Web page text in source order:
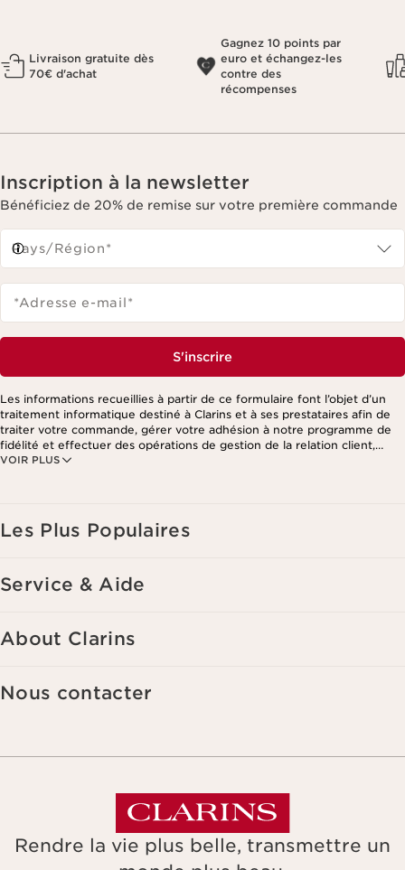
Livraison gratuite dès
70€ d'achat
Gagnez 10 points par
euro et échangez-les
contre des
récompenses
Inscription à la newsletter
Bénéficiez de 20% de remise sur votre première commande
Pays/Région*
*Adresse e-mail*
S'inscrire
VOIR PLUS
Les informations recueillies à partir de ce formulaire font l’objet d’un
traitement informatique destiné à Clarins et à ses prestataires afin de
traiter votre commande, gérer votre adhésion à notre programme de
fidélité et effectuer des opérations de gestion de la relation client,
notamment pour vous adresser des offres personnalisées en fonction
Les Plus Populaires
Service & Aide
About Clarins
Nous contacter
Rendre la vie plus belle, transmettre un